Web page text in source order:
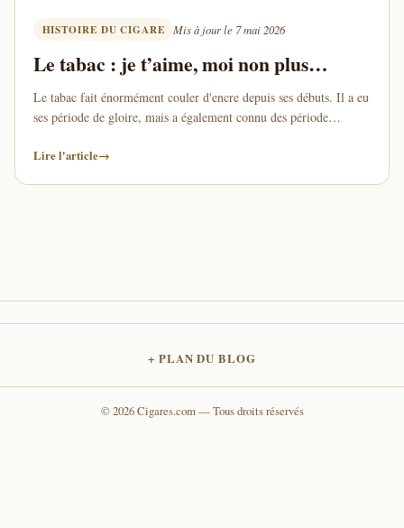
HISTOIRE DU CIGARE Mis à jour le 7 mai 2026
Le tabac : je t’aime, moi non plus…
Le tabac fait énormément couler d'encre depuis ses débuts. Il a eu
ses période de gloire, mais a également connu des période
Lire l'article→
PLAN DU BLOG
© 2026 Cigares.com — Tous droits réservés